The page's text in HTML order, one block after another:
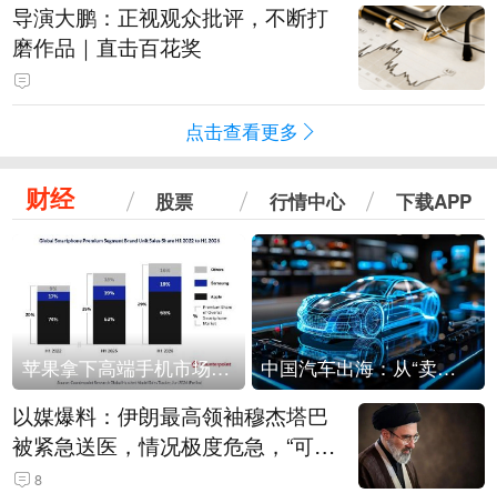
导演大鹏：正视观众批评，不断打
磨作品｜直击百花奖
点击查看更多
财经 股票 行情中心 下载APP
苹果拿下高端手机市场65%的份额：iPhone 17系列功不可没 中国汽车出海：从“卖出去”到“走进去”
以媒爆料：伊朗最高领袖穆杰塔巴
被紧急送医，情况极度危急，“可能
随时会死去”
8